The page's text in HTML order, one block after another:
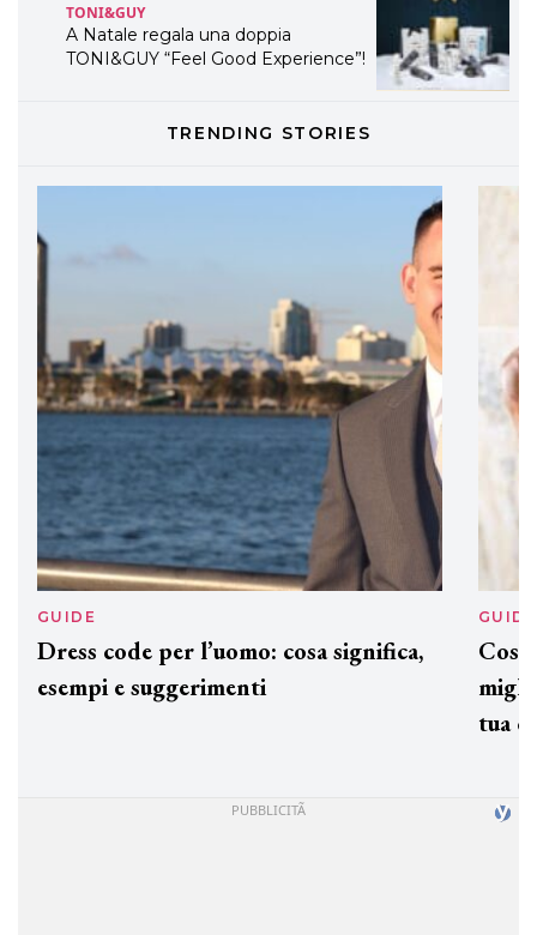
TONI&GUY
A Natale regala una doppia
TONI&GUY “Feel Good Experience”!
LABEL.M lancia la sua innovativa ed
professionali
TRENDING STORIES
GUIDE
Dress code per l’uomo: cosa significa,
esempi e suggerimenti
GUIDE
tua